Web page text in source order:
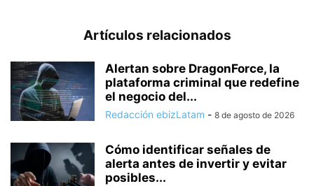
Artículos relacionados
Alertan sobre DragonForce, la
plataforma criminal que redefine
el negocio del...
Redacción ebizLatam - 8 de agosto de 2026
Cómo identificar señales de
alerta antes de invertir y evitar
posibles...